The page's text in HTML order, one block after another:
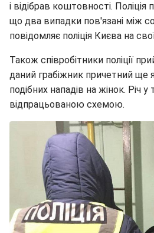
і відібрав коштовності.
що два випадки пов'язані між
повідомляє поліція Києва на
Також співробітники поліції
даний грабіжник причетний ще
подібних нападів на жінок. Річ у
відпрацьованою схемою.